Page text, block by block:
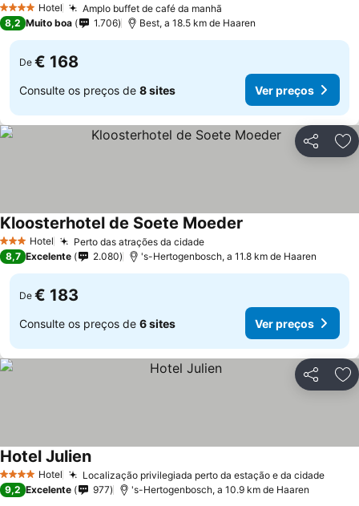
4 EstrelasHotel Amplo buffet de café da manhã
8,2 Muito boa 1.706 Best, a 18.5 km de Haaren
De € 168
Consulte os preços de 8 sites Ver preços
Partilhar
3 EstrelasHotel Perto das atrações da cidade
Kloosterhotel de Soete Moeder
8,7 Excelente 2.080 's-Hertogenbosch, a 11.8 km de Haaren
De € 183
Consulte os preços de 6 sites Ver preços
Partilhar
4 EstrelasHotel Localização privilegiada perto da estação e da cidade
Hotel Julien
9,2 Excelente 977 's-Hertogenbosch, a 10.9 km de Haaren